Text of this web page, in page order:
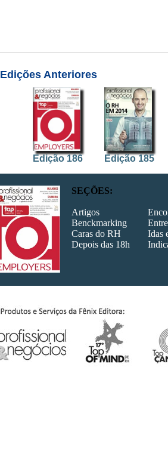
Edições Anteriores
Edição 186 Edição 185
Edição 179 Edição 178
Edição 171
SEÇÕES:
Artigos
Benckmarking
Caras do RH
Depois das 18h
Idas